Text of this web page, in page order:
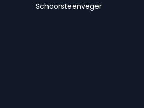
Schoorsteenveger